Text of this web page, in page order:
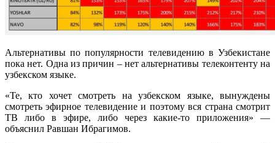
Альтернативы по популярности телевидению в Узбекистане
пока нет. Одна из причин – нет альтернативы телеконтенту на
узбекском языке.
«Те, кто хочет смотреть на узбекском языке, вынуждены
смотреть эфирное телевидение и поэтому вся страна смотрит
ТВ либо в эфире, либо через какие-то приложения» —
объяснил Равшан Ибрагимов.